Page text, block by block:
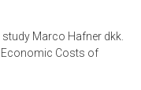
Marco Hafner dkk.
Economic Costs of